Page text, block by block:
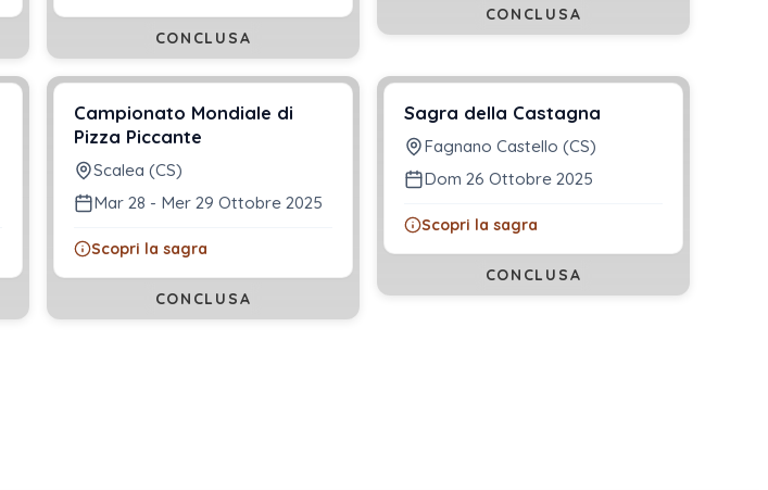
CONCLUSA
CONCLUSA
Campionato Mondiale di
Pizza Piccante
Scalea (CS)
Mar 28 - Mer 29 Ottobre 2025
Scopri la sagra
CONCLUSA
Sagra della Castagna
Fagnano Castello (CS)
Dom 26 Ottobre 2025
Scopri la sagra
CONCLUSA